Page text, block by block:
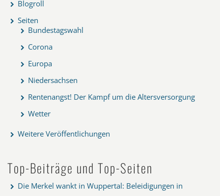
Blogroll
Seiten
Bundestagswahl
Corona
Europa
Niedersachsen
Rentenangst! Der Kampf um die Altersversorgung
Wetter
Weitere Veröffentlichungen
Top-Beiträge und Top-Seiten
Die Merkel wankt in Wuppertal: Beleidigungen in